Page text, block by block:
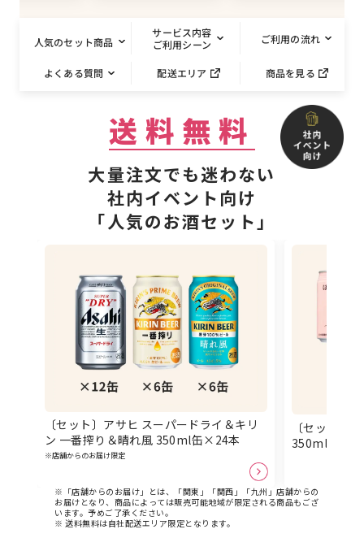
人気のセット商品
サービス内容
ご利用シーン
ご利用の流れ
よくある質問 配送エリア 商品を見る
送料無料
大量注文でも迷わない
社内イベント向け
「人気のお酒セット」
〔セット〕アサヒ スーパードライ＆キリ
ン 一番搾り＆晴れ風 350ml缶×24本
※店舗からのお届け限定
〔セット〕
350ml缶×24
※「店舗からのお届け」とは、「関東」「関西」「九州」店舗からの
お届けとなり、商品によっては販売可能地域が限定される商品もござ
います。予めご了承ください。
※ 送料無料は自社配送エリア限定となります。